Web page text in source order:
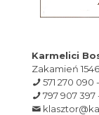
Karmelici
Zakamień
571 270
797 907